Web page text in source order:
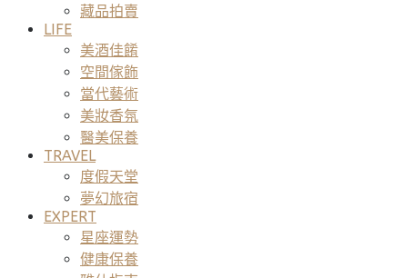
藏品拍賣
LIFE
美酒佳餚
空間傢飾
當代藝術
美妝香氛
醫美保養
TRAVEL
度假天堂
夢幻旅宿
EXPERT
星座運勢
健康保養